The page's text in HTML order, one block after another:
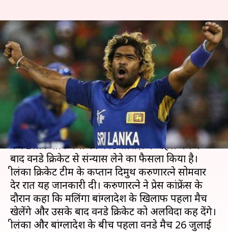
बांग्लादेश के खिलाफ पहले मैच के
बाद वनडे क्रिकेट को अलविदा कह देंगे
लसिथ मलिंगा
मोहम्मद वाहिद Jul 23, 2019 12:46 pm
क्या है खबर?
श्रीलंका के दिग्गज तेज़ गेंदबाज़ लसिथ मलिंगा ने बांग्लादेश
के खिलाफ तीन मैचों की वनडे सीरीज़ के पहले मैच के
बाद वनडे क्रिकेट से संन्यास लेने का फैसला किया है।
श्रीलंका क्रिकेट टीम के कप्तान दिमुथ करुणारत्ने सोमवार
देर रात यह जानकारी दी। करुणारत्ने ने प्रेस कांफ्रेंस के
दौरान कहा कि मलिंगा बांग्लादेश के खिलाफ पहला मैच
खेलेंगे और उसके बाद वनडे क्रिकेट को अलविदा कह देंगे।
श्रीलंका और बांग्लादेश के बीच पहला वनडे मैच 26 जुलाई